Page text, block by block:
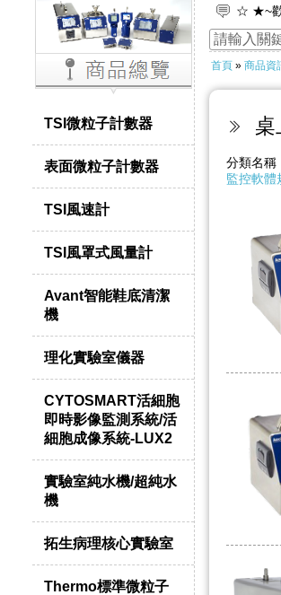
TSI微粒子計數器
表面微粒子計數器
TSI風速計
TSI風罩式風量計
Avant智能鞋底清潔
機
理化實驗室儀器
CYTOSMART活細胞
即時影像監測系統/活
細胞成像系統-LUX2
實驗室純水機/超純水
機
拓生病理核心實驗室
Thermo標準微粒子
☆ ★~
☆ ★~歡
首頁 » 商品資
桌
分類名
監控軟體